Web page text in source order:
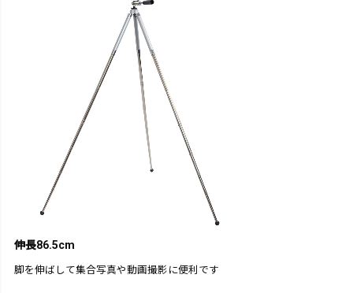
伸長86.5cm
脚を伸ばして集合写真や動画撮影に便利です